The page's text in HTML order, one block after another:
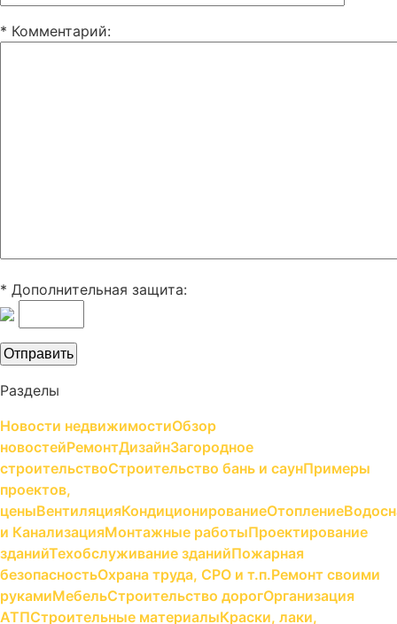
* Комментарий:
* Дополнительная защита:
Разделы
Новости недвижимостиОбзор
новостейРемонтДизайнЗагородное
строительствоСтроительство бань и саунПримеры
проектов,
ценыВентиляцияКондиционированиеОтопление
и КанализацияМонтажные работыПроектирование
зданийТехобслуживание зданийПожарная
безопасностьОхрана труда, СРО и т.п.Ремонт своими
рукамиМебельСтроительство дорогОрганизация
АТПСтроительные материалыКраски, лаки,